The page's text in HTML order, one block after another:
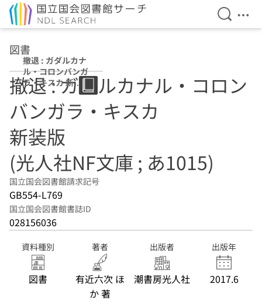
検索を
メ
図書
撤退 : ガダルカナ
ル・コロンバンガ
ラ・キスカ 新装
版 (光人社NF文庫
; あ1015)
撤退 : ガダルカナル・コロン
バンガラ・キスカ
新装版
(光人社NF文庫 ; あ1015)
国立国会図書館請求記号
GB554-L769
国立国会図書館書誌ID
028156036
資料種別
図書
著者
有近六次 ほ
か 著
出版者
潮書房光人社
出版年
2017.6